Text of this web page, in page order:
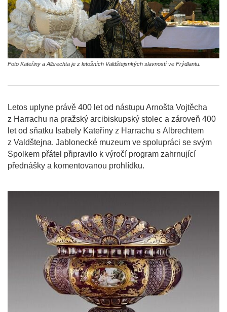
Foto Kateřiny a Albrechta je z letošních Valdštejsnkých slavností ve Frýdlantu.
Letos uplyne právě 400 let od nástupu Arnošta Vojtěcha
z Harrachu na pražský arcibiskupský stolec a zároveň 400
let od sňatku Isabely Kateřiny z Harrachu s Albrechtem
z Valdštejna. Jablonecké muzeum ve spolupráci se svým
Spolkem přátel připravilo k výročí program zahrnující
přednášky a komentovanou prohlídku.